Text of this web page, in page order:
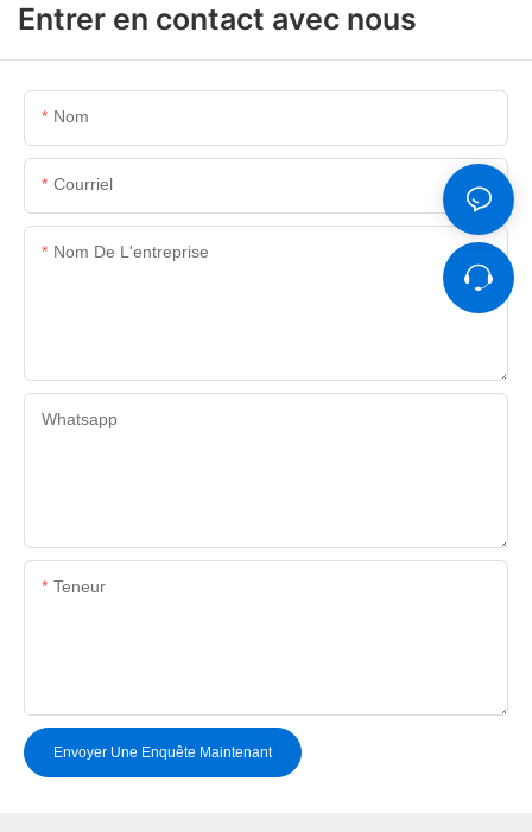
Entrer en contact avec nous
Nom
Courriel
Nom De L'entreprise
Whatsapp
Teneur
Envoyer Une Enquête Maintenant